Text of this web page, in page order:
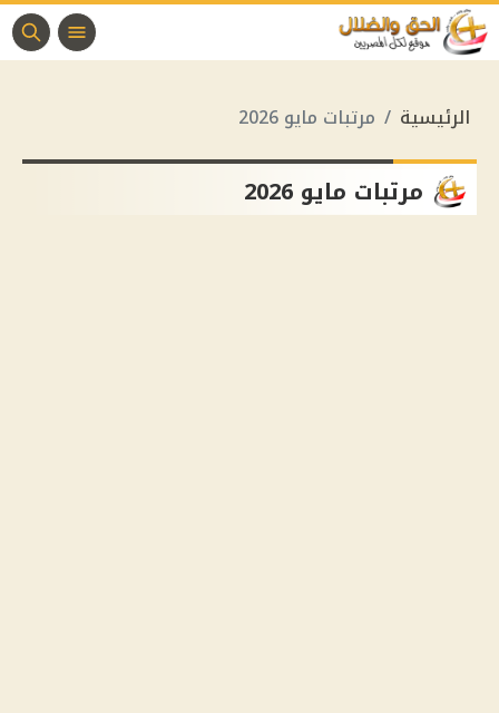
الرئيسية مرتبات مايو 2026
مرتبات مايو 2026